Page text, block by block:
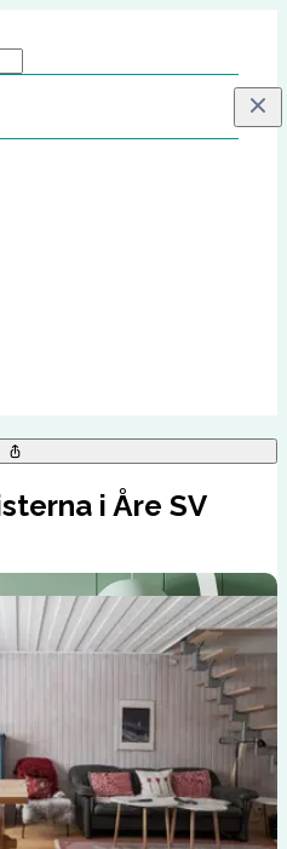
i Åre SV